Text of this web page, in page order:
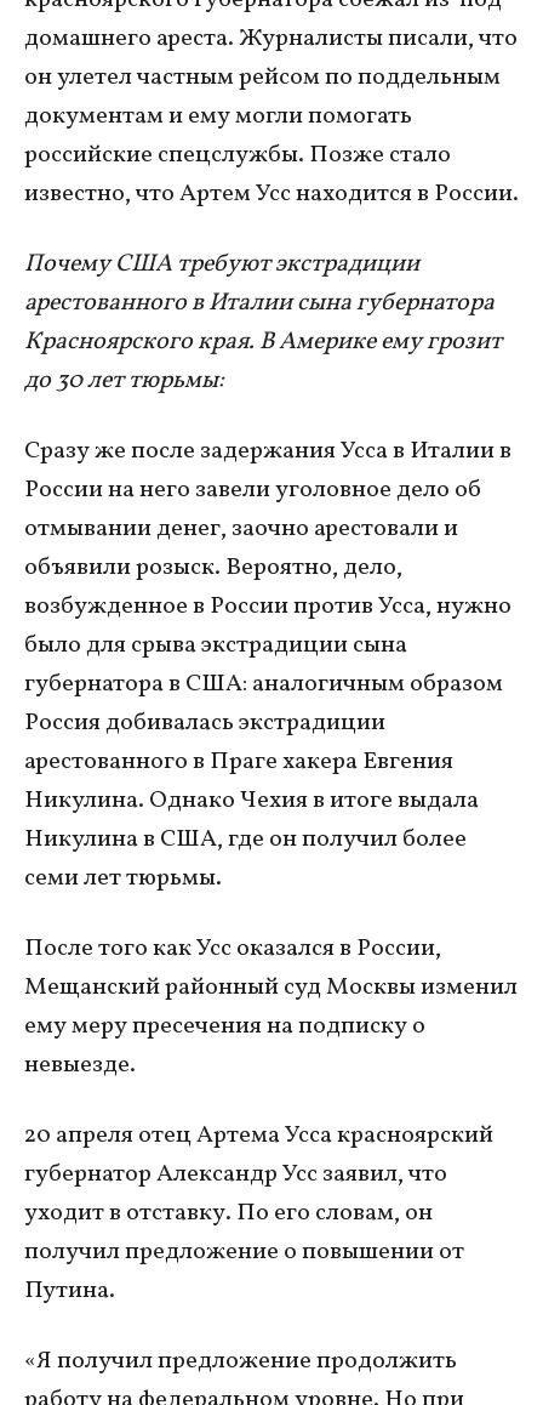
домашнего ареста. Журналисты писали, что
он улетел частным рейсом по поддельным
документам и ему могли помогать
российские спецслужбы. Позже стало
известно, что Артем Усс находится в России.
Почему США требуют экстрадиции
арестованного в Италии сына губернатора
Красноярского края. В Америке ему грозит
до 30 лет тюрьмы:
Сразу же после задержания Усса в Италии в
России на него завели уголовное дело об
отмывании денег, заочно арестовали и
объявили розыск. Вероятно, дело,
возбужденное в России против Усса, нужно
было для срыва экстрадиции сына
губернатора в США: аналогичным образом
Россия добивалась экстрадиции
арестованного в Праге хакера Евгения
Никулина. Однако Чехия в итоге выдала
Никулина в США, где он получил более
семи лет тюрьмы.
После того как Усс оказался в России,
Мещанский районный суд Москвы изменил
ему меру пресечения на подписку о
невыезде.
20 апреля отец Артема Усса красноярский
губернатор Александр Усс заявил, что
уходит в отставку. По его словам, он
получил предложение о повышении от
Путина.
«Я получил предложение продолжить